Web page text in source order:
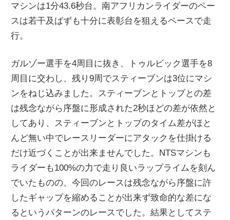
マシンは1分43.6秒台。南アフリカンライダーのペー
スは若干及ばずも十分に表彰台を狙えるペースで走
行。
ガルゾー選手を4周目に抜き、トゥルビック選手を8
周目に交わし、残り9周でスティーブンは3位にマシ
ンをねじ込みました。スティーブンとトップとの差
は残念ながら序盤に形成された2秒ほどの差が依然と
してあり、スティーブンとトップのタイム差がほと
んど無い中でレースリーダーにアタックを仕掛ける
だけ近づくことが出来ませんでした。NTSマシンも
ライダーも100%の力で走り良いラップライムを刻ん
でいたものの、今回のレースは残念ながら序盤に許
したギャップを縮めることが出来ず致命的な差にな
るというパターンのレースでした。結果としてステ